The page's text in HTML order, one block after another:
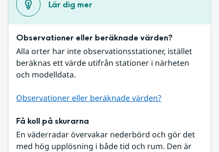
Lär dig mer
Observationer eller beräknade värden?
Alla orter har inte observationsstationer, istället
beräknas ett värde utifrån stationer i närheten
och modelldata.
Observationer eller beräknade värden?
Få koll på skurarna
En väderradar övervakar nederbörd och gör det
med hög upplösning i både tid och rum. Den är